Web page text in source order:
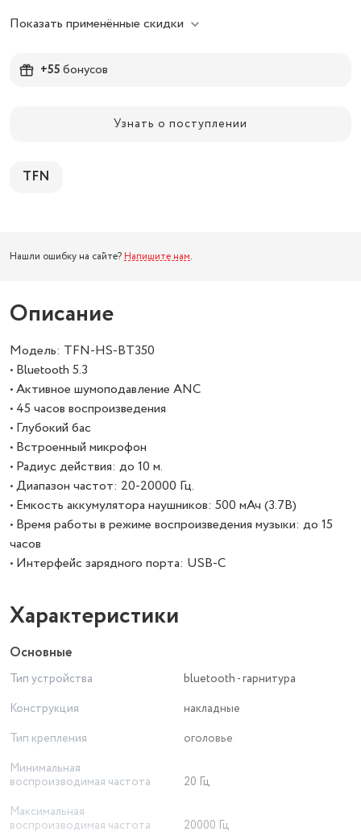
Показать применённые скидки
+55бонусов
Узнать о поступлении
TFN
Нашли ошибку на сайте? Напишите нам.
Описание
Модель: TFN-HS-BT350
• Bluetooth 5.3
• Активное шумоподавление ANC
• 45 часов воспроизведения
• Глубокий бас
• Встроенный микрофон
• Радиус действия: до 10 м.
• Диапазон частот: 20-20000 Гц.
• Емкость аккумулятора наушников: 500 мАч (3.7В)
• Время работы в режиме воспроизведения музыки: до 15
часов
• Интерфейс зарядного порта: USB-С
Характеристики
Основные
Тип устройства
bluetooth - гарнитура
Конструкция
накладные
Тип крепления
оголовье
Минимальная
воспроизводимая частота
20 Гц
Максимальная
воспроизводимая частота
20000 Гц